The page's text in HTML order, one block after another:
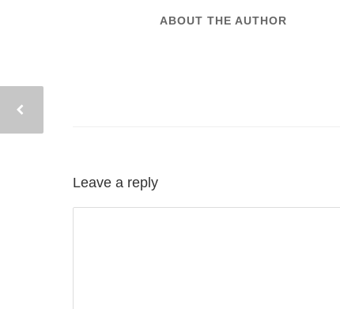
ABOUT THE AUTHOR
Leave a reply